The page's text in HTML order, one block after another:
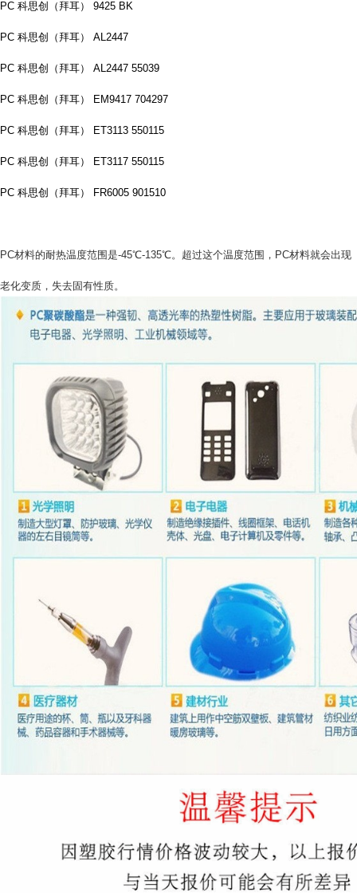
PC 科思创（拜耳） 9425 BK
PC 科思创（拜耳） AL2447
PC 科思创（拜耳） AL2447 55039
PC 科思创（拜耳） EM9417 704297
PC 科思创（拜耳） ET3113 550115
PC 科思创（拜耳） ET3117 550115
PC 科思创（拜耳） FR6005 901510
PC材料的耐热温度范围是-45℃-135℃。超过这个温度范围，PC材料就会出现
老化变质，失去固有性质。